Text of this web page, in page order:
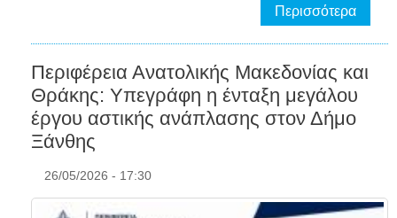
Περισσότερα
Περιφέρεια Ανατολικής Μακεδονίας και
Θράκης: Υπεγράφη η ένταξη μεγάλου
έργου αστικής ανάπλασης στον Δήμο
Ξάνθης
26/05/2026 - 17:30